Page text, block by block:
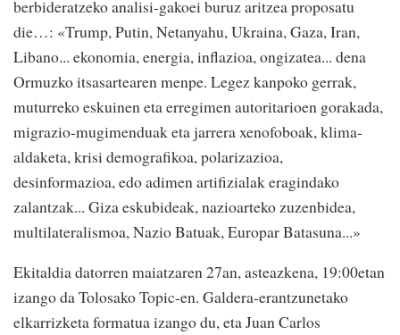
berbideratzeko analisi-gakoei buruz aritzea proposatu
die…: «Trump, Putin, Netanyahu, Ukraina, Gaza, Iran,
Libano... ekonomia, energia, inflazioa, ongizatea... dena
Ormuzko itsasartearen menpe. Legez kanpoko gerrak,
muturreko eskuinen eta erregimen autoritarioen gorakada,
migrazio-mugimenduak eta jarrera xenofoboak, klima-
aldaketa, krisi demografikoa, polarizazioa,
desinformazioa, edo adimen artifizialak eragindako
zalantzak... Giza eskubideak, nazioarteko zuzenbidea,
multilateralismoa, Nazio Batuak, Europar Batasuna...»
Ekitaldia datorren maiatzaren 27an, asteazkena, 19:00etan
izango da Tolosako Topic-en. Galdera-erantzunetako
elkarrizketa formatua izango du, eta Juan Carlos